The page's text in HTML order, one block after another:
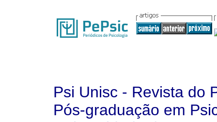
Psi Unisc - Revista do
Pós-graduação em